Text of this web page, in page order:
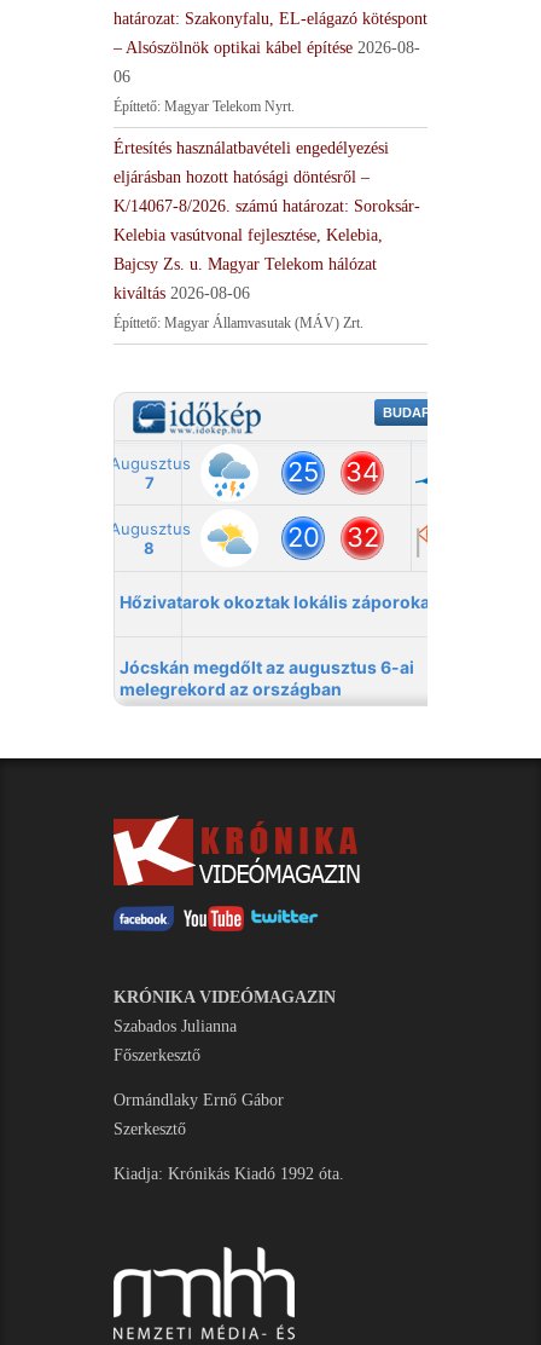
határozat: Szakonyfalu, EL-elágazó kötéspont
– Alsószölnök optikai kábel építése 2026-08-
06
Építtető: Magyar Telekom Nyrt.
Értesítés használatbavételi engedélyezési
eljárásban hozott hatósági döntésről –
K/14067-8/2026. számú határozat: Soroksár-
Kelebia vasútvonal fejlesztése, Kelebia,
Bajcsy Zs. u. Magyar Telekom hálózat
kiváltás 2026-08-06
Építtető: Magyar Államvasutak (MÁV) Zrt.
KRÓNIKA VIDEÓMAGAZIN
Szabados Julianna
Főszerkesztő
Ormándlaky Ernő Gábor
Szerkesztő
Kiadja: Krónikás Kiadó 1992 óta.